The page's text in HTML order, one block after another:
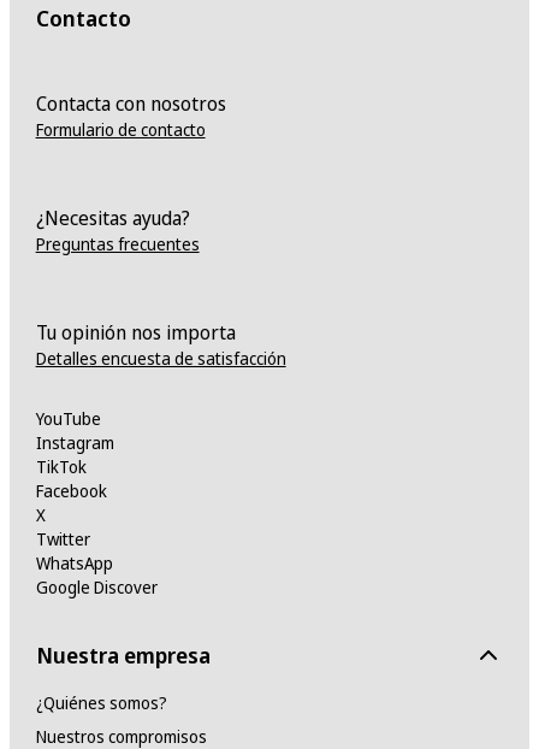
Contacto
Contacta con nosotros
Formulario de contacto
¿Necesitas ayuda?
Preguntas frecuentes
Tu opinión nos importa
Detalles encuesta de satisfacción
YouTube
Instagram
TikTok
Facebook
X
Twitter
WhatsApp
Google Discover
Nuestra empresa
¿Quiénes somos?
Nuestros compromisos